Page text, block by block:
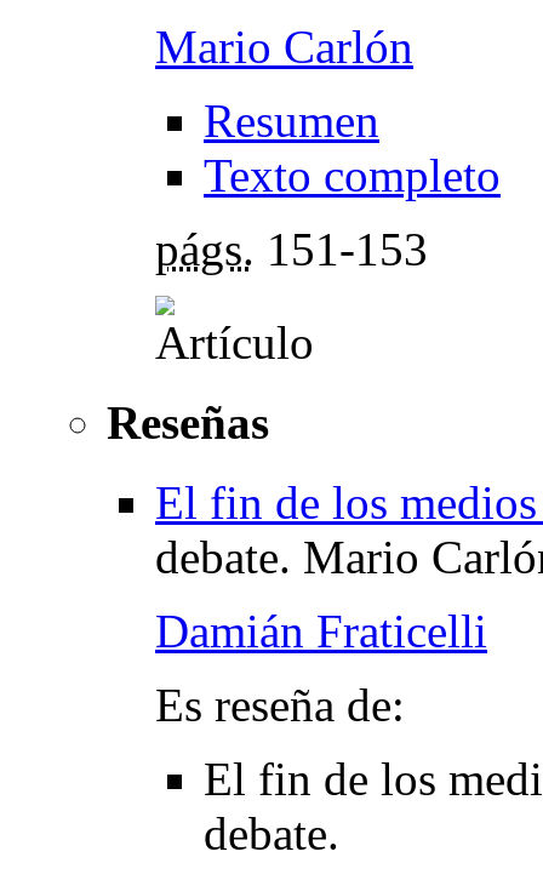
Mario Carlón
Resumen
Texto completo
págs. 151-153
Reseñas
El fin de los
debate. Mario
Damián Fraticelli
Es reseña de:
El fin de los
debate.